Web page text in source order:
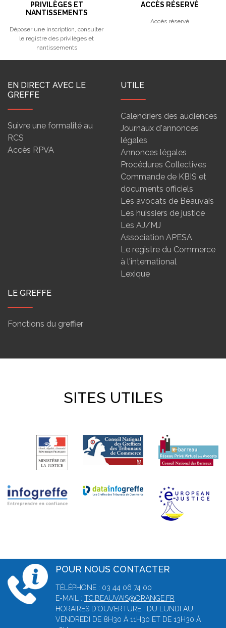
PRIVILÈGES ET
NANTISSEMENTS
Déposer une inscription, consulter
le registre des privilèges et
nantissements
ACCÈS RÉSERVÉ
Accès réservé
EN DIRECT AVEC LE
GREFFE
Suivre une formalité au
RCS
Accès RPVA
UTILE
Calendriers des audiences
Journaux d'annonces
légales
Annonces légales
Procédures Collectives
Commande de KBIS et
documents officiels
Les avocats de Beauvais
Les huissiers de justice
Les AJ/MJ
Association APESA
Le registre du Commerce
à l'international
Lexique
LE GREFFE
Fonctions du greffier
SITES UTILES
POUR NOUS CONTACTER
TÉLÉPHONE : 03 44 06 74 00
E-MAIL : TC.BEAUVAIS@ORANGE.FR
HORAIRES D'OUVERTURE : DU LUNDI AU
VENDREDI DE 8H30 À 11H30 ET DE 13H30 À